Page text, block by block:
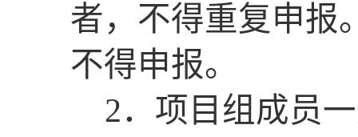
者，不得重复申报
不得申报。
2．项目组成员